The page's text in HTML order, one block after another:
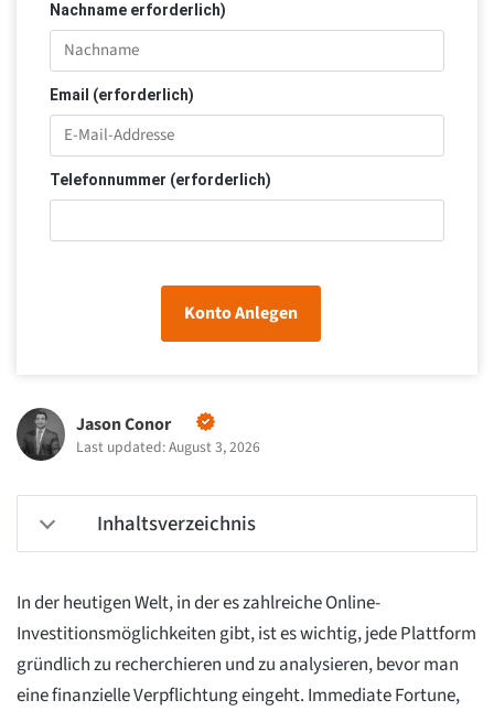
Nachname erforderlich)
Email (erforderlich)
Telefonnummer (erforderlich)
Konto Anlegen
Jason Conor
Last updated: August 3, 2026
Inhaltsverzeichnis
In der heutigen Welt, in der es zahlreiche Online-
Investitionsmöglichkeiten gibt, ist es wichtig, jede Plattform
gründlich zu recherchieren und zu analysieren, bevor man
eine finanzielle Verpflichtung eingeht. Immediate Fortune,